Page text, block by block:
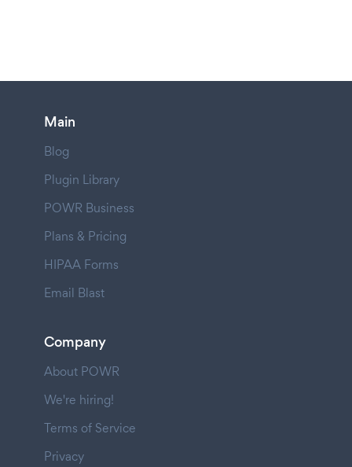
Main
Blog
Plugin Library
POWR Business
Plans & Pricing
HIPAA Forms
Email Blast
Company
About POWR
We're hiring!
Terms of Service
Privacy